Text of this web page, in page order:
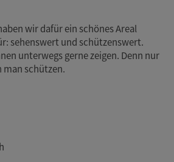
wir dafür ein schönes Areal
sehenswert und schützenswert.
unterwegs gerne zeigen. Denn nur
man schützen.